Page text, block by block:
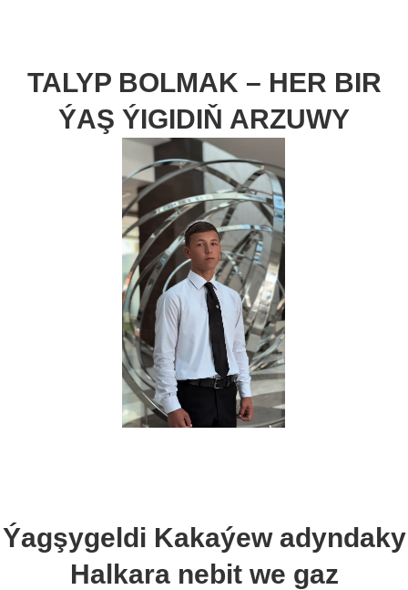
TALYP BOLMAK – HER BIR
ÝAŞ ÝIGIDIŇ ARZUWY
Ýagşygeldi Kakaýew adyndaky
Halkara nebit we gaz